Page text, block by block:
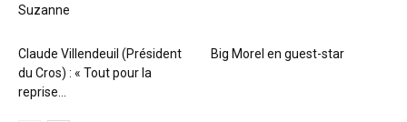
Suzanne
Claude Villendeuil (Président
du Cros) : « Tout pour la
reprise...
Big Morel en guest-star